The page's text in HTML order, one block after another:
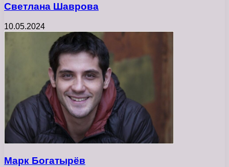
Светлана Шаврова
10.05.2024
Марк Богатырёв